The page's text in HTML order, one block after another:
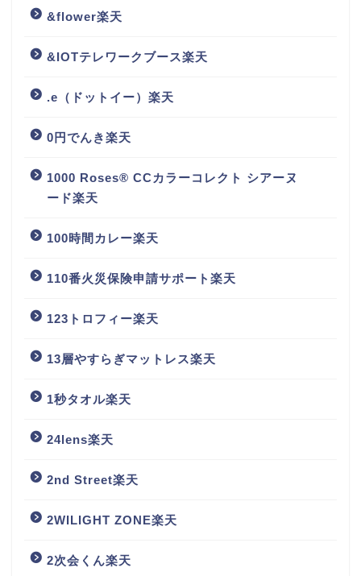
&flower楽天
&IOTテレワークブース楽天
.e（ドットイー）楽天
0円でんき楽天
1000 Roses® CCカラーコレクト シアーヌ
ード楽天
100時間カレー楽天
110番火災保険申請サポート楽天
123トロフィー楽天
13層やすらぎマットレス楽天
1秒タオル楽天
24lens楽天
2nd Street楽天
2WILIGHT ZONE楽天
2次会くん楽天